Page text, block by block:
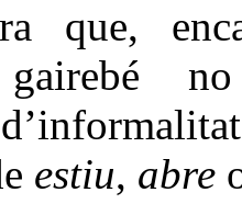
que,
gairebé
estiu, abre